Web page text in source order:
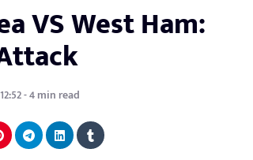
VS West Ham:
- 4 min read